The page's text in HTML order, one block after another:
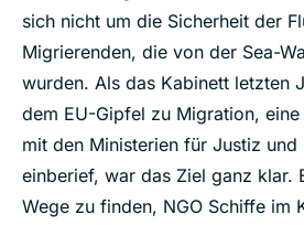
sich nicht um die Sicherheit der
Migrierenden, die von der Sea-
wurden. Als das Kabinett letzten
dem EU-Gipfel zu Migration,
mit den Ministerien für Justiz und
einberief, war das Ziel ganz klar.
Wege zu finden, NGO Schiffe im